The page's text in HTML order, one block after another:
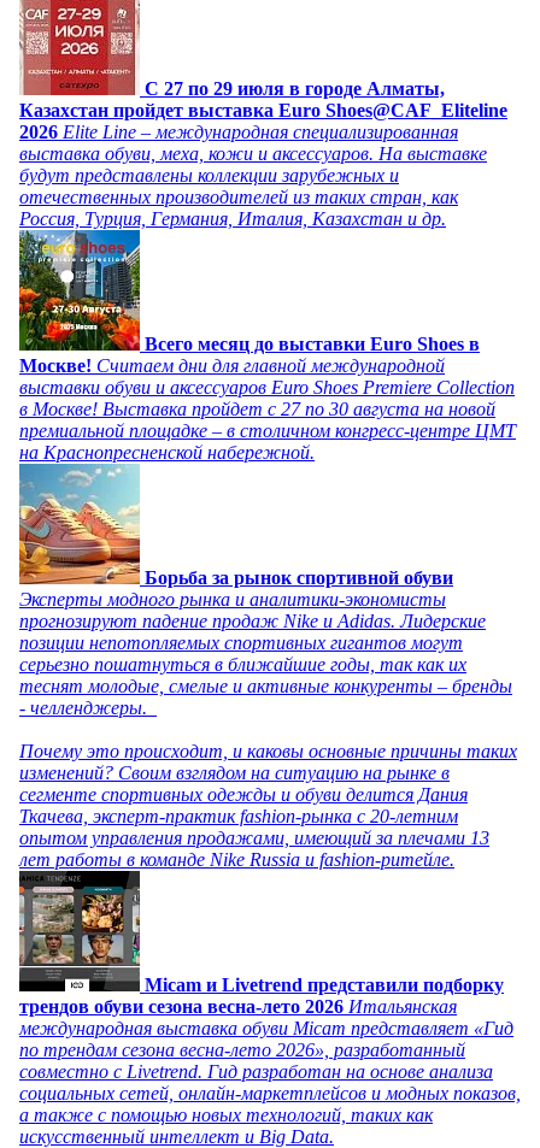
C 27 по 29 июля в городе Алматы,
Казахстан пройдет выставка Euro Shoes@CAF_Eliteline
2026 Elite Line – международная специализированная
выставка обуви, меха, кожи и аксессуаров. На выставке
будут представлены коллекции зарубежных и
отечественных производителей из таких стран, как
Россия, Турция, Германия, Италия, Казахстан и др.
Всего месяц до выставки Euro Shoes в
Москве! Считаем дни для главной международной
выставки обуви и аксессуаров Euro Shoes Premiere Collection
в Москве! Выставка пройдет с 27 по 30 августа на новой
премиальной площадке – в столичном конгресс-центре ЦМТ
на Краснопресненской набережной.
Борьба за рынок спортивной обуви
Эксперты модного рынка и аналитики-экономисты
прогнозируют падение продаж Nike и Adidas. Лидерские
позиции непотопляемых спортивных гигантов могут
серьезно пошатнуться в ближайшие годы, так как их
теснят молодые, смелые и активные конкуренты – бренды
- челленджеры.
Почему это происходит, и каковы основные причины таких
изменений? Своим взглядом на ситуацию на рынке в
сегменте спортивных одежды и обуви делится Дания
Ткачева, эксперт-практик fashion-рынка с 20-летним
опытом управления продажами, имеющий за плечами 13
лет работы в команде Nike Russia и fashion-ритейле.
Micam и Livetrend представили подборку
трендов обуви сезона весна-лето 2026 Итальянская
международная выставка обуви Micam представляет «Гид
по трендам сезона весна-лето 2026», разработанный
совместно с Livetrend. Гид разработан на основе анализа
социальных сетей, онлайн-маркетплейсов и модных показов,
а также с помощью новых технологий, таких как
искусственный интеллект и Big Data.